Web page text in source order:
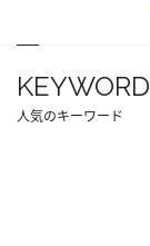
KEYWORD
人気のキーワード